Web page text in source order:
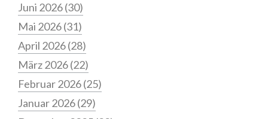
Juni 2026(30)
Mai 2026(31)
April 2026(28)
März 2026(22)
Februar 2026(25)
Januar 2026(29)